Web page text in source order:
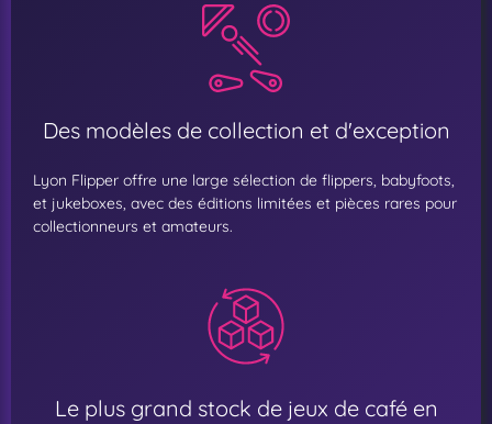
Des modèles de collection et d'exception
Lyon Flipper offre une large sélection de flippers, babyfoots,
et jukeboxes, avec des éditions limitées et pièces rares pour
collectionneurs et amateurs.
Le plus grand stock de jeux de café en